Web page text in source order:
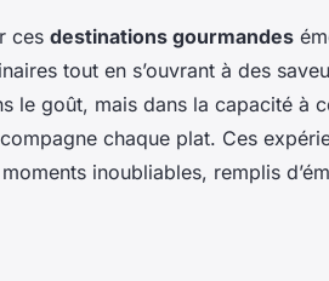
ces destinations gourmandes
tout en s’ouvrant à des
le goût, mais dans la capacité à
chaque plat. Ces
inoubliables, remplis